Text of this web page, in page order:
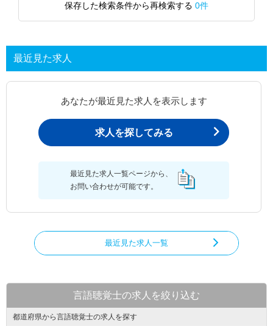
保存した検索条件から再検索する 0件
最近見た求人
あなたが最近見た求人を表示します
求人を探してみる
最近見た求人一覧ページから、
お問い合わせが可能です。
最近見た求人一覧
言語聴覚士の求人を絞り込む
都道府県から言語聴覚士の求人を探す